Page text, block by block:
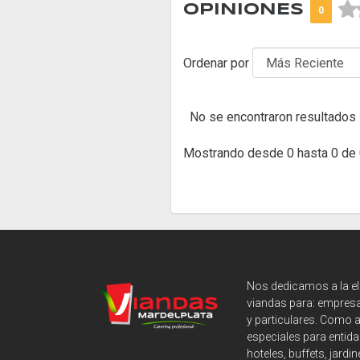
OPINIONES 0
Ordenar por
No se encontraron resultados
Mostrando desde 0 hasta 0
Nos dedicamos a la
viandas para:
y particulares. Como
especiales para
hoteles, buffets,